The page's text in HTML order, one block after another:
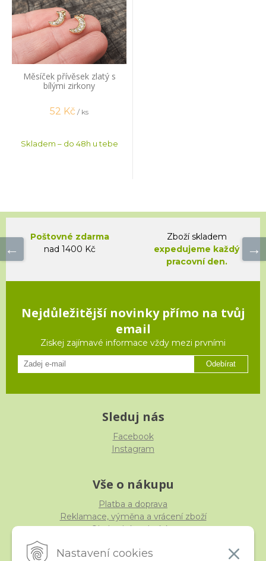
Nastavení cookies
Měsíček přívěsek zlatý s
bílými zirkony
52 Kč / ks
Skladem – do 48h u tebe
Poštovné zdarma
nad 1400 Kč
Zboží skladem
expedujeme každý
pracovní den.
Nejdůležitější novinky přímo na tvůj
email
Ziskej zajímavé informace vždy mezi prvními
Odebírat
Sleduj nás
Facebook
Instagram
Vše o nákupu
Platba a doprava
Reklamace, výměna a vrácení zboží
Obchodní podmínky